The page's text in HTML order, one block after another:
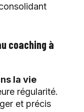
coaching à
la vie
régularité.
et précis